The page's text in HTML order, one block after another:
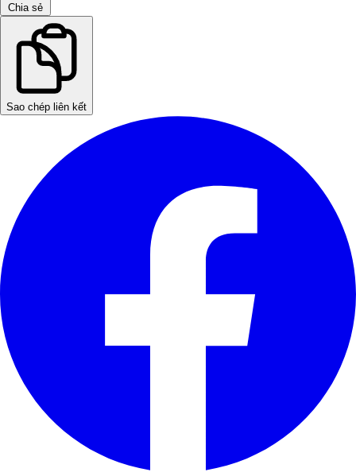
Chia sẻ
Sao chép liên kết